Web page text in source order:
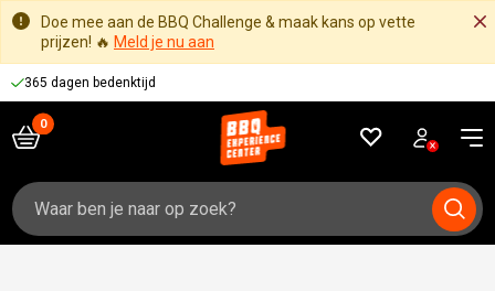
Doe mee aan de BBQ Challenge & maak kans op vette
prijzen! 🔥 Meld je nu aan
365 dagen bedenktijd
Zoeken
naar: